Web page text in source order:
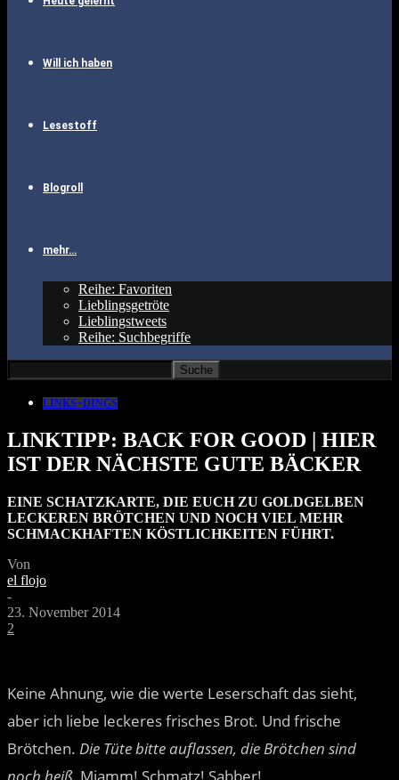
Will ich haben
Lesestoff
Blogroll
mehr…
Reihe: Favoriten
Lieblingsgetröte
Lieblingstweets
Reihe: Suchbegriffe
LINKS+DINGS
LINKTIPP: BACK FOR GOOD | HIER
IST DER NÄCHSTE GUTE BÄCKER
EINE SCHATZKARTE, DIE EUCH ZU GOLDGELBEN
LECKEREN BRÖTCHEN UND NOCH VIEL MEHR
SCHMACKHAFTEN KÖSTLICHKEITEN FÜHRT.
Von
el flojo
-
23. November 2014
2
Keine Ahnung, wie die werte Leserschaft das sieht,
aber ich liebe leckeres frisches Brot. Und frische
Brötchen. Die Tüte bitte auflassen, die Brötchen sind
noch heiß. Mjamm! Schmatz! Sabber!